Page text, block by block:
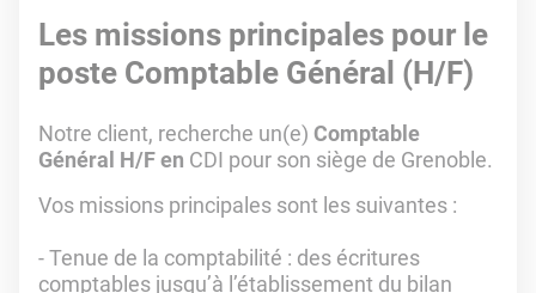
Les missions principales pour le
poste Comptable Général (H/F)
Notre client, recherche un(e) Comptable
Général H/F en CDI pour son siège de Grenoble.
Vos missions principales sont les suivantes :
- Tenue de la comptabilité : des écritures
comptables jusqu’à l’établissement du bilan